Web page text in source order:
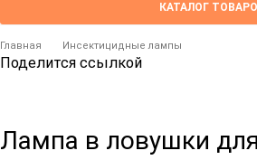
КАТАЛОГ
Главная Инсектицидные лампы
Поделится ссылкой
Лампа в ловушки